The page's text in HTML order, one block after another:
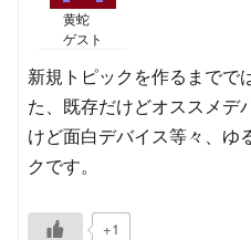
黄蛇
ゲスト
新規トピックを作るまで
た、既存だけどオススメデ
けど面白デバイス等々、ゆ
クです。
+1